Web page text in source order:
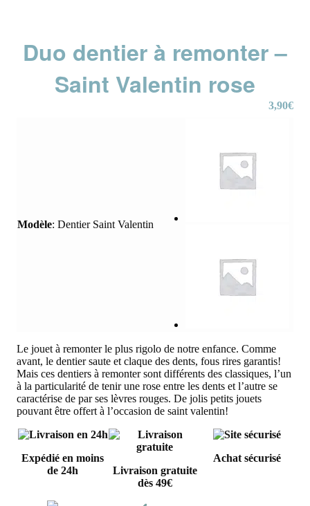
Duo dentier à remonter –
Saint Valentin rose
3,90€
Le jouet à remonter le plus rigolo de notre enfance. Comme
avant, le dentier saute et claque des dents, fous rires garantis!
Mais ces dentiers à remonter sont différents des classiques, l’un
à la particularité de tenir une rose entre les dents et l’autre se
caractérise de par ses lèvres rouges. De jolis petits jouets
pouvant être offert à l’occasion de saint valentin!
Modèle: Dentier Saint Valentin
Expédié en moins
de 24h
Livraison gratuite
dès 49€
Achat sécurisé